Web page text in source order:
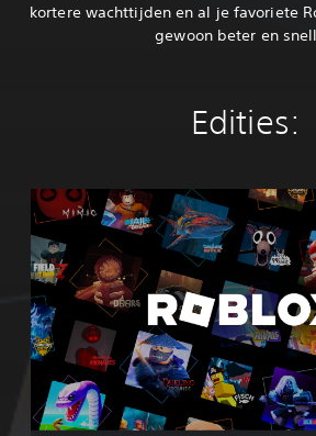
kortere wachttijden en al je favoriete
gewoon beter en
Edities:
R
o
b
l
o
x